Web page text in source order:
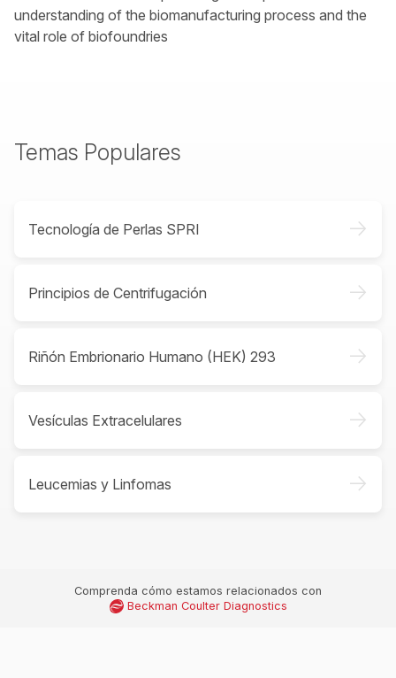
understanding of the biomanufacturing process and the
vital role of biofoundries
Temas Populares
Tecnología de Perlas SPRI ->
Principios de Centrifugación ->
Riñón Embrionario Humano (HEK) 293 ->
Vesículas Extracelulares ->
Leucemias y Linfomas ->
Comprenda cómo estamos relacionados con
Beckman Coulter Diagnostics